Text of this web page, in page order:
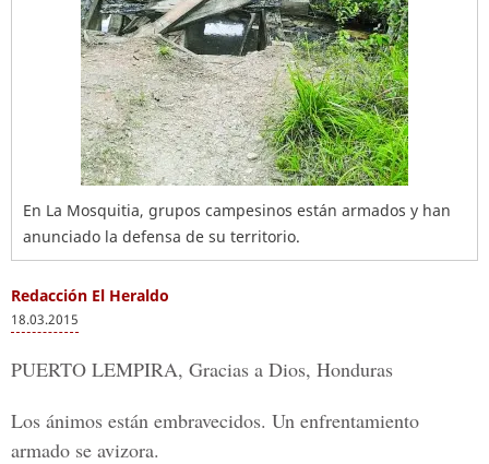
En La Mosquitia, grupos campesinos están armados y han
anunciado la defensa de su territorio.
Redacción El Heraldo
18.03.2015
PUERTO LEMPIRA, Gracias a Dios, Honduras
Los ánimos están embravecidos. Un enfrentamiento
armado se avizora.